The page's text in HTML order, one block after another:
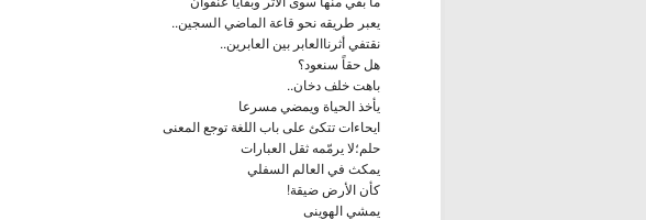
يعبر طريقه نحو قاعة الماضي السجين..
نقتفي أثرناالعابر بين العابرين..
هل حقاً سنعود؟
باهت خلف دخان..
يأخذ الحياة ويمضي مسرعا
ايحاءات تتكئ على باب اللغة توجع المعنى
حلم؛لا يرمّمه ثقل العبارات
يمكث في العالم السفلي
كأن الأرض ضيقة!
يمشي الهوينى